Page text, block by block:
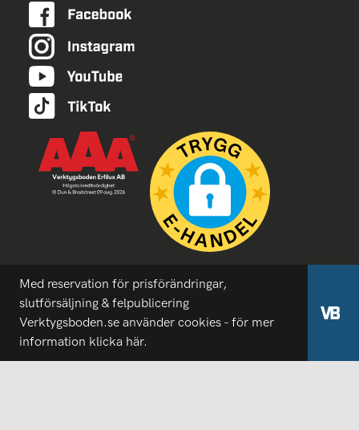
Med reservation för prisförändringar,
slutförsäljning & felpublicering
Verktygsboden.se använder cookies - för mer
information klicka här.